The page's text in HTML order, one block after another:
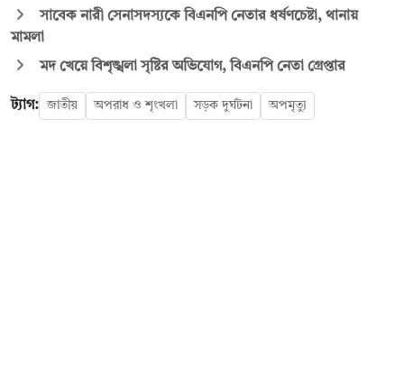
সাবেক নারী সেনাসদস্যকে বিএনপি নেতার ধর্ষণচেষ্টা, থানায়
মামলা
মদ খেয়ে বিশৃঙ্খলা সৃষ্টির অভিযোগ, বিএনপি নেতা গ্রেপ্তার
ট্যাগ: জাতীয় অপরাধ ও শৃংখলা সড়ক দুর্ঘটনা অপমৃত্যু